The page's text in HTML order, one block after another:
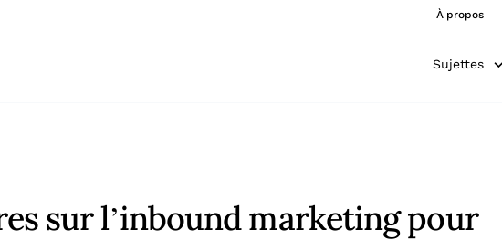
À propos
Sujettes
sur l’inbound marketing pour